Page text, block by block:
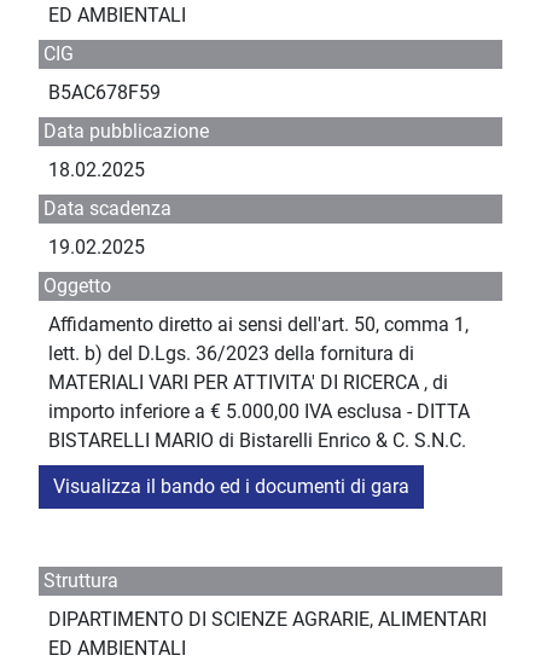
ED AMBIENTALI
CIG
B5AC678F59
Data pubblicazione
18.02.2025
Data scadenza
19.02.2025
Oggetto
Affidamento diretto ai sensi dell'art. 50, comma 1,
lett. b) del D.Lgs. 36/2023 della fornitura di
MATERIALI VARI PER ATTIVITA' DI RICERCA , di
importo inferiore a € 5.000,00 IVA esclusa - DITTA
BISTARELLI MARIO di Bistarelli Enrico & C. S.N.C.
Visualizza il bando ed i documenti di gara
Struttura
DIPARTIMENTO DI SCIENZE AGRARIE, ALIMENTARI
ED AMBIENTALI